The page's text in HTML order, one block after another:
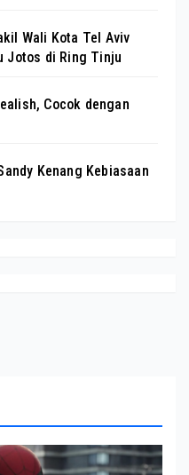
Wali Kota Tel Aviv
Jotos di Ring Tinju
Cocok dengan
Kenang Kebiasaan